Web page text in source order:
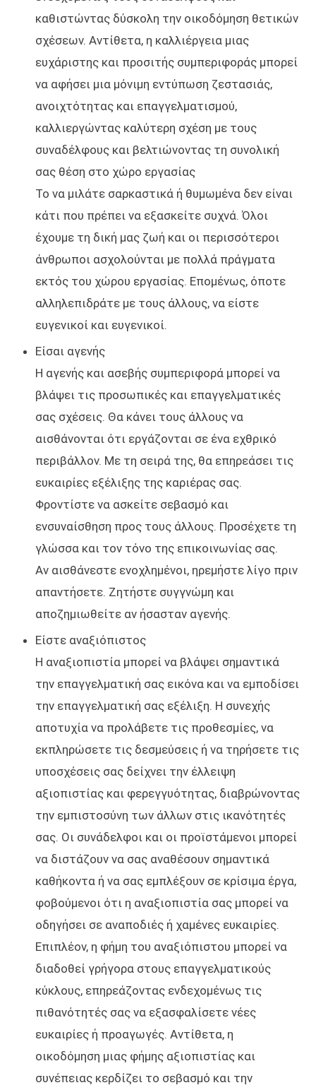
καθιστώντας δύσκολη την οικοδόμηση θετικών
σχέσεων. Αντίθετα, η καλλιέργεια μιας
ευχάριστης και προσιτής συμπεριφοράς μπορεί
να αφήσει μια μόνιμη εντύπωση ζεστασιάς,
ανοιχτότητας και επαγγελματισμού,
καλλιεργώντας καλύτερη σχέση με τους
συναδέλφους και βελτιώνοντας τη συνολική
σας θέση στο χώρο εργασίας
Το να μιλάτε σαρκαστικά ή θυμωμένα δεν είναι
κάτι που πρέπει να εξασκείτε συχνά. Όλοι
έχουμε τη δική μας ζωή και οι περισσότεροι
άνθρωποι ασχολούνται με πολλά πράγματα
εκτός του χώρου εργασίας. Επομένως, όποτε
αλληλεπιδράτε με τους άλλους, να είστε
ευγενικοί και ευγενικοί.
Είσαι αγενής
Η αγενής και ασεβής συμπεριφορά μπορεί να
βλάψει τις προσωπικές και επαγγελματικές
σας σχέσεις. Θα κάνει τους άλλους να
αισθάνονται ότι εργάζονται σε ένα εχθρικό
περιβάλλον. Με τη σειρά της, θα επηρεάσει τις
ευκαιρίες εξέλιξης της καριέρας σας.
Φροντίστε να ασκείτε σεβασμό και
ενσυναίσθηση προς τους άλλους. Προσέχετε τη
γλώσσα και τον τόνο της επικοινωνίας σας.
Αν αισθάνεστε ενοχλημένοι, ηρεμήστε λίγο πριν
απαντήσετε. Ζητήστε συγγνώμη και
αποζημιωθείτε αν ήσασταν αγενής.
Είστε αναξιόπιστος
Η αναξιοπιστία μπορεί να βλάψει σημαντικά
την επαγγελματική σας εικόνα και να εμποδίσει
την επαγγελματική σας εξέλιξη. Η συνεχής
αποτυχία να προλάβετε τις προθεσμίες, να
εκπληρώσετε τις δεσμεύσεις ή να τηρήσετε τις
υποσχέσεις σας δείχνει την έλλειψη
αξιοπιστίας και φερεγγυότητας, διαβρώνοντας
την εμπιστοσύνη των άλλων στις ικανότητές
σας. Οι συνάδελφοι και οι προϊστάμενοι μπορεί
να διστάζουν να σας αναθέσουν σημαντικά
καθήκοντα ή να σας εμπλέξουν σε κρίσιμα έργα,
φοβούμενοι ότι η αναξιοπιστία σας μπορεί να
οδηγήσει σε αναποδιές ή χαμένες ευκαιρίες.
Επιπλέον, η φήμη του αναξιόπιστου μπορεί να
διαδοθεί γρήγορα στους επαγγελματικούς
κύκλους, επηρεάζοντας ενδεχομένως τις
πιθανότητές σας να εξασφαλίσετε νέες
ευκαιρίες ή προαγωγές. Αντίθετα, η
οικοδόμηση μιας φήμης αξιοπιστίας και
συνέπειας κερδίζει το σεβασμό και την